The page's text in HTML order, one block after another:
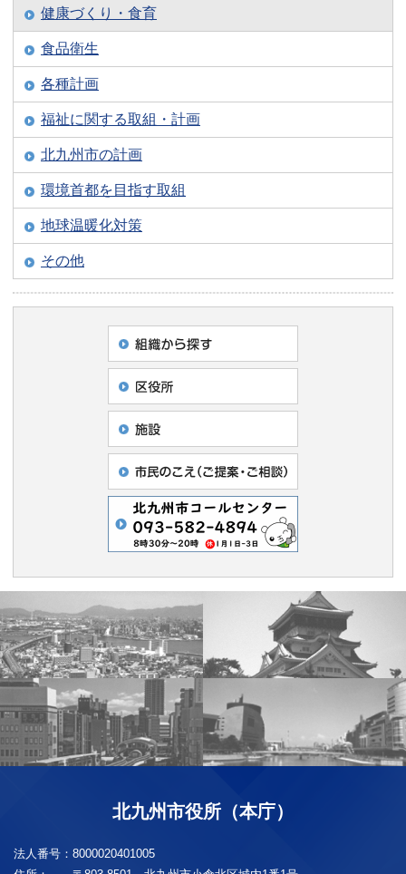
健康づくり・食育
食品衛生
各種計画
福祉に関する取組・計画
北九州市の計画
環境首都を目指す取組
地球温暖化対策
その他
北九州市役所（本庁）
法人番号： 8000020401005